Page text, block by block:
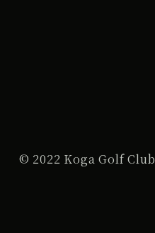
© 2022 Koga Golf Club